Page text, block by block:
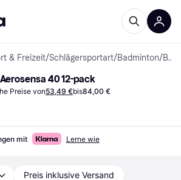
& Freizeit/Schlägersportart/Badminton/ Badmintonbälle
40 12-pack
Preise von53,49 €bis84,00 €
mit Lerne wie
Preis inklusive Versand